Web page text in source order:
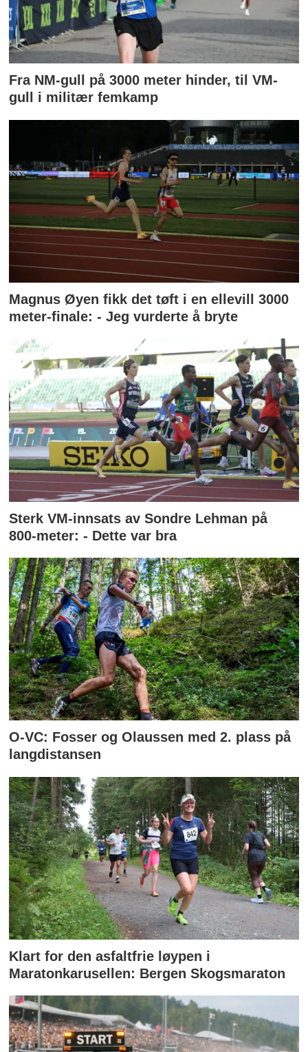
Fra NM-gull på 3000 meter hinder, til VM-
gull i militær femkamp
Magnus Øyen fikk det tøft i en ellevill 3000
meter-finale: - Jeg vurderte å bryte
Sterk VM-innsats av Sondre Lehman på
800-meter: - Dette var bra
O-VC: Fosser og Olaussen med 2. plass på
langdistansen
Klart for den asfaltfrie løypen i
Maratonkarusellen: Bergen Skogsmaraton